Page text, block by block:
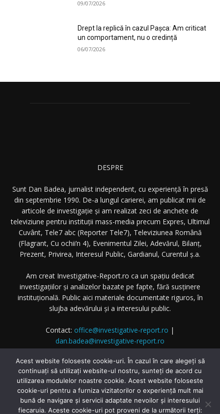
09/07/2026
Drept la replică în cazul Pașca: Am criticat
un comportament, nu o credință
06/07/2026
DESPRE
Sunt Dan Badea, jurnalist independent, cu experiență în presă
din septembrie 1990. De-a lungul carierei, am publicat mii de
articole de investigație și am realizat zeci de anchete de
televiziune pentru instituții mass-media precum Expres, Ultimul
Cuvânt, Tele7 abc (Reporter Tele7), Televiziunea Română
(Flagrant, Cu ochii’n 4), Evenimentul Zilei, Adevărul, Bilanț,
Prezent, Privirea, Interesul Public, Gardianul, Curentul ș.a.
Am creat Investigative-Report.ro ca un spațiu dedicat
investigațiilor și analizelor bazate pe fapte, fără susținere
instituțională. Public aici materiale documentate riguros, în
slujba adevărului și a interesului public.
Contact: office@investigative-report.ro |
dan.badea@investigative-report.ro
© 2025 Investigative-Report.ro. Toate drepturile rezervate.
Acest website foloseste cookie-uri. În cazul în care alegeți să
continuați să utilizați website-ul nostru, sunteți de acord cu
utilizarea modulelor noastre cookie. Acest website foloseste
cookie-uri pentru a furniza vizitatorilor o experiență mult mai
bună de navigare și servicii adaptate nevoilor și interesului
fiecaruia. Aceste cookie-uri pot proveni de la următorii terți: